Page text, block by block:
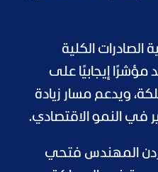
الكلية
إلى 59% يعد مؤشرًا إيجابيًا على
ويدعم مسار زيادة
في النمو الاقتصادي.
المهندس فتحي